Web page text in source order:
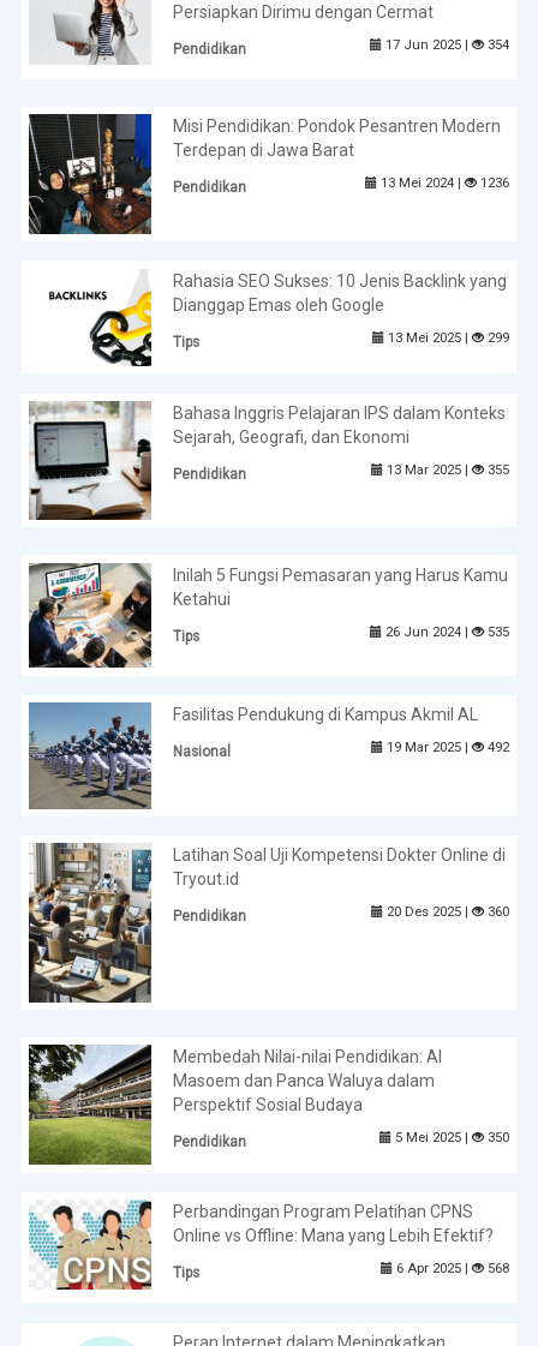
Persiapkan Dirimu dengan Cermat
Pendidikan 17 Jun 2025 | 354
Misi Pendidikan: Pondok Pesantren Modern
Terdepan di Jawa Barat
Pendidikan 13 Mei 2024 | 1236
Rahasia SEO Sukses: 10 Jenis Backlink yang
Dianggap Emas oleh Google
Tips 13 Mei 2025 | 299
Bahasa Inggris Pelajaran IPS dalam Konteks
Sejarah, Geografi, dan Ekonomi
Pendidikan 13 Mar 2025 | 355
Inilah 5 Fungsi Pemasaran yang Harus Kamu
Ketahui
Tips 26 Jun 2024 | 535
Fasilitas Pendukung di Kampus Akmil AL
Nasional 19 Mar 2025 | 492
Latihan Soal Uji Kompetensi Dokter Online di
Tryout.id
Pendidikan 20 Des 2025 | 360
Membedah Nilai-nilai Pendidikan: Al
Masoem dan Panca Waluya dalam
Perspektif Sosial Budaya
Pendidikan 5 Mei 2025 | 350
Perbandingan Program Pelatihan CPNS
Online vs Offline: Mana yang Lebih Efektif?
Tips 6 Apr 2025 | 568